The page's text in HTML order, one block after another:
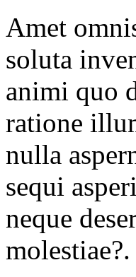
Amet
soluta
animi quo
ratione
nulla
sequi
neque
molestiae?.